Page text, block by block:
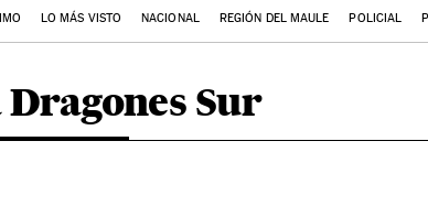
LO MÁS VISTO NACIONAL REGIÓN DEL MAULE POLICIAL
Dragones Sur